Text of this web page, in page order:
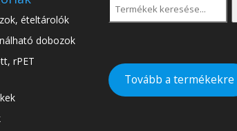
ételtárolók
dobozok
rPET
Tovább a termékekre